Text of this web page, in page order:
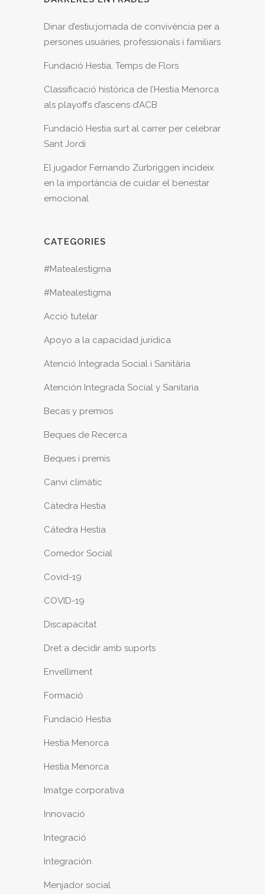
Dinar d’estiu:jornada de convivència per a
persones usuàries, professionals i familiars
Fundació Hestia, Temps de Flors
Classificació històrica de l’Hestia Menorca
als playoffs d’ascens d’ACB
Fundació Hestia surt al carrer per celebrar
Sant Jordi
El jugador Fernando Zurbriggen incideix
en la importància de cuidar el benestar
emocional
CATEGORIES
#Matealestigma
#Matealestigma
Acció tutelar
Apoyo a la capacidad jurídica
Atenció Integrada Social i Sanitària
Atención Integrada Social y Sanitaria
Becas y premios
Beques de Recerca
Beques i premis
Canvi climàtic
Càtedra Hestia
Cátedra Hestia
Comedor Social
Covid-19
COVID-19
Discapacitat
Dret a decidir amb suports
Envelliment
Formació
Fundació Hestia
Hestia Menorca
Hestia Menorca
Imatge corporativa
Innovació
Integració
Integración
Menjador social